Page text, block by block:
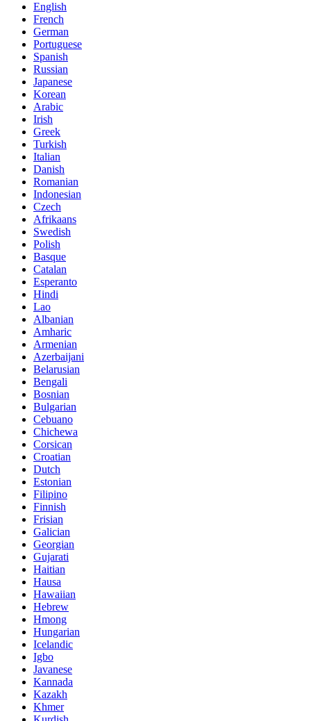
English
French
German
Portuguese
Spanish
Russian
Japanese
Korean
Arabic
Irish
Greek
Turkish
Italian
Danish
Romanian
Indonesian
Czech
Afrikaans
Swedish
Polish
Basque
Catalan
Esperanto
Hindi
Lao
Albanian
Amharic
Armenian
Azerbaijani
Belarusian
Bengali
Bosnian
Bulgarian
Cebuano
Chichewa
Corsican
Croatian
Dutch
Estonian
Filipino
Finnish
Frisian
Galician
Georgian
Gujarati
Haitian
Hausa
Hawaiian
Hebrew
Hmong
Hungarian
Icelandic
Igbo
Javanese
Kannada
Kazakh
Khmer